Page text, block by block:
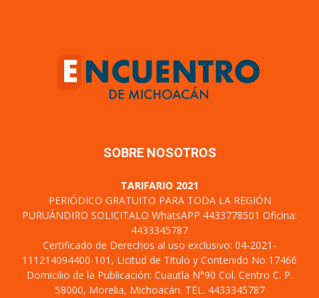
SOBRE NOSOTROS
TARIFARIO 2021
PERIÓDICO GRATUITO PARA TODA LA REGIÓN
PURUÁNDIRO SOLICITALO WhatsAPP 4433778501 Oficina:
4433345787
Certificado de Derechos al uso exclusivo: 04-2021-
111214094400-101, Licitud de Titulo y Contenido No 17466
Domicilio de la Publicación: Cuautla N°90 Col. Centro C. P.
58000, Morelia, Michoacán. TEL. 4433345787